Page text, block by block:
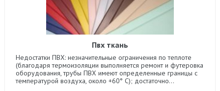
Пвх ткань
Недостатки ПВХ: незначительные ограничения по теплоте
(благодаря термоизоляции выполняется ремонт и футеровка
оборудования, трубы ПВХ имеют определенные границы с
температурой воздуха, около +60° С); достаточно...